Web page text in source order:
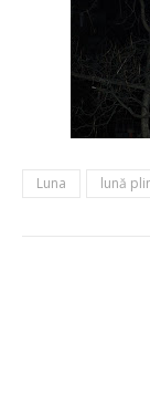
Luna lună